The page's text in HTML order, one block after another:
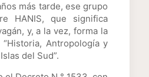
más tarde, ese grupo
HANIS, que significa
y, a la vez, forma la
Antropología y
del Sud”.